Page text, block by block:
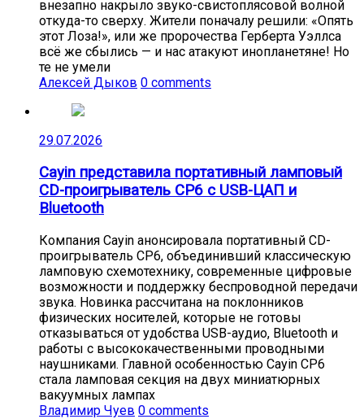
внезапно накрыло звуко-свистоплясовой волной
откуда-то сверху. Жители поначалу решили: «Опять
этот Лоза!», или же пророчества Герберта Уэллса
всё же сбылись — и нас атакуют инопланетяне! Но
те не умели
Алексей Дыков 0 comments
29.07.2026
Cayin представила портативный ламповый
CD-проигрыватель CP6 с USB-ЦАП и
Bluetooth
Компания Cayin анонсировала портативный CD-
проигрыватель CP6, объединивший классическую
ламповую схемотехнику, современные цифровые
возможности и поддержку беспроводной передачи
звука. Новинка рассчитана на поклонников
физических носителей, которые не готовы
отказываться от удобства USB-аудио, Bluetooth и
работы с высококачественными проводными
наушниками. Главной особенностью Cayin CP6
стала ламповая секция на двух миниатюрных
вакуумных лампах
Владимир Чуев 0 comments